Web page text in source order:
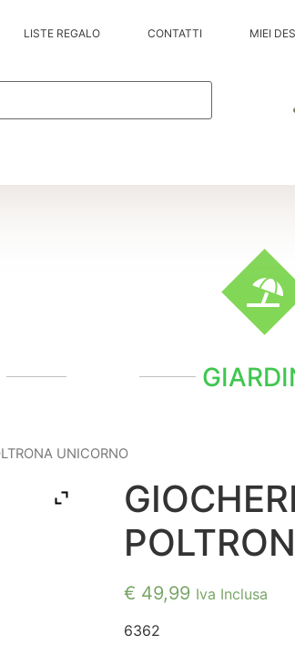
LISTE REGALO CONTATTI MIEI
UNICORNO
€ 49,99 Iva Inclusa
6362